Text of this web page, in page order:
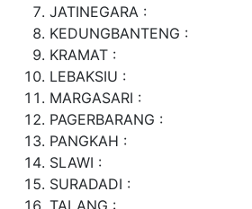
JATINEGARA :
KEDUNGBANTENG :
KRAMAT :
LEBAKSIU :
MARGASARI :
PAGERBARANG :
PANGKAH :
SLAWI :
SURADADI :
TALANG :